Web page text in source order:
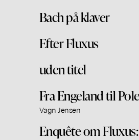
Bach på klaver
Efter Fluxus
uden titel
Fra Engeland til
Vagn Jensen
Enquête om